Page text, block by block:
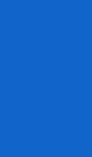
ြီးဌာန